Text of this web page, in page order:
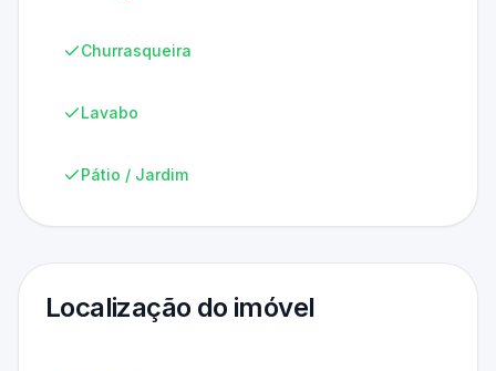
Churrasqueira
Lavabo
Pátio / Jardim
Localização do imóvel